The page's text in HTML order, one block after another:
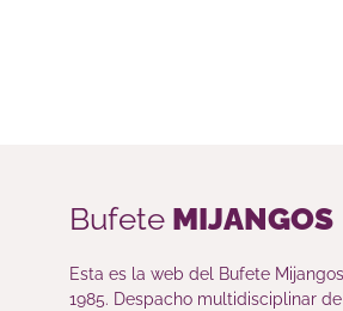
Bufete MIJANGOS
Esta es la web del Bufete
1985. Despacho multidisciplinar